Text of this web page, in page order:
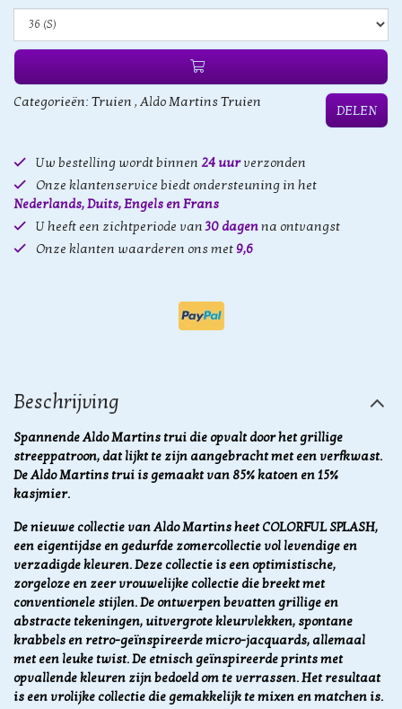
Categorieën: Truien , Aldo Martins Truien
DELEN
Uw bestelling wordt binnen 24 uurverzonden
Onze klantenservice biedt ondersteuning in het
Nederlands, Duits, Engels en Frans
U heeft een zichtperiode van30 dagenna ontvangst
Onze klanten waarderen ons met 9,6
Beschrijving
Spannende Aldo Martins trui die opvalt door het grillige
streeppatroon, dat lijkt te zijn aangebracht met een verfkwast.
De Aldo Martins trui is gemaakt van 85% katoen en 15%
kasjmier.
De nieuwe collectie van Aldo Martins heet COLORFUL SPLASH,
een ​​eigentijdse en gedurfde zomercollectie vol levendige en
verzadigde kleuren. Deze collectie is een optimistische,
zorgeloze en zeer vrouwelijke collectie die breekt met
conventionele stijlen. De ontwerpen bevatten grillige en
abstracte tekeningen, uitvergrote kleurvlekken, spontane
krabbels en retro-geïnspireerde micro-jacquards, allemaal
met een leuke twist. De etnisch geïnspireerde prints met
opvallende kleuren zijn bedoeld om te verrassen. Het resultaat
is een vrolijke collectie die gemakkelijk te mixen en matchen is.